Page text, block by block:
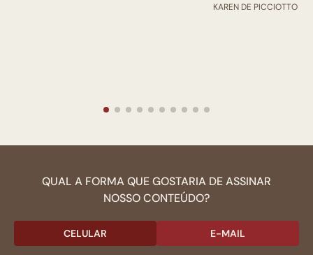
KAREN DE PICCIOTTO
QUAL A FORMA QUE GOSTARIA DE ASSINAR
NOSSO CONTEÚDO?
CELULAR E-MAIL